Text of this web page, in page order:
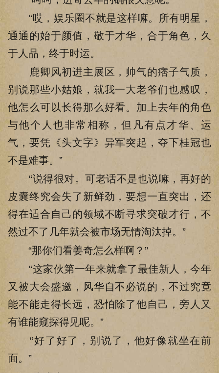
“哎，娱乐圈不就是这样嘛。所有明星，
通通的始于颜值，敬于才华，合于角色，久
于人品，终于时运。
鹿卿风初进主展区，帅气的痞子气质，
别说那些小姑娘，就我一大老爷们也感叹，
他怎么可以长得那么好看。加上去年的角色
与他个人也非常相称，但凡有点才华、运
气，要凭《头文字》异军突起，夺下桂冠也
不是难事。”
“说得很对。可老话不是也说嘛，再好的
皮囊终究会失了新鲜劲，要想一直突出，还
得在适合自己的领域不断寻求突破才行，不
然过不了几年就会被市场无情淘汰掉。”
“那你们看姜奇怎么样啊？”
“这家伙第一年来就拿了最佳新人，今年
又被大会盛邀，风华自不必说的，不过究竟
能不能走得长远，恐怕除了他自己，旁人又
有谁能窥探得见呢。”
“好了好了，别说了，他好像就坐在前
面。”